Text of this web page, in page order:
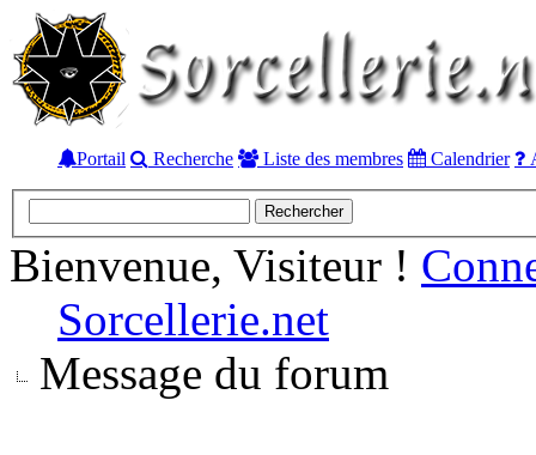
Portail Recherche Liste des membres Calendrier
Bienvenue, Visiteur !
Sorcellerie.net
Message du forum